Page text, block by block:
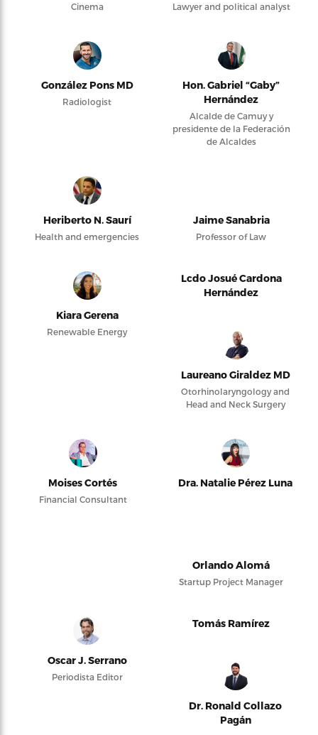
Cinema Lawyer and political analyst
González Pons MD
Radiologist
Hon. Gabriel “Gaby”
Hernández
Alcalde de Camuy y
presidente de la Federación
de Alcaldes
Heriberto N. Saurí
Health and emergencies
Jaime Sanabria
Professor of Law
Kiara Gerena
Renewable Energy
Lcdo Josué Cardona
Hernández
Laureano Giraldez MD
Otorhinolaryngology and
Head and Neck Surgery
Moises Cortés
Financial Consultant
Dra. Natalie Pérez Luna
Orlando Alomá
Startup Project Manager
Oscar J. Serrano
Periodista Editor
Tomás Ramírez
Dr. Ronald Collazo
Pagán